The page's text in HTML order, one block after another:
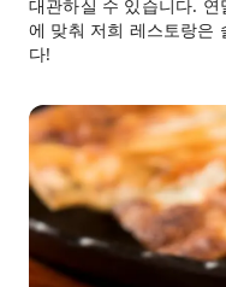
대관하실 수 있습니다.
에 맞춰 저희 레스토랑은
다!